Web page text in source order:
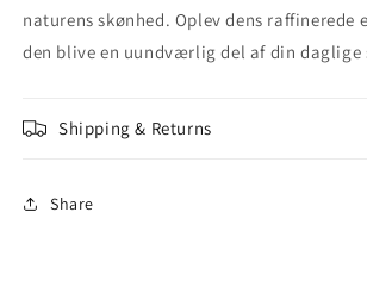
naturens skønhed. Oplev dens raffinerede
den blive en uundværlig del af din
Shipping & Returns
Share